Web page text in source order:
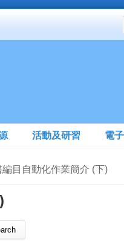
活動及研習 電
目自動化作業簡介 (下)